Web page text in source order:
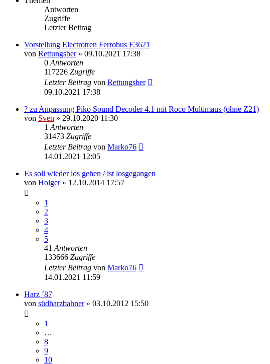
Antworten
Zugriffe
Letzter Beitrag
Vorstellung Electrotren Ferrobus E3621
von Rettungsber» 09.10.2021 17:38
0 Antworten
117226 Zugriffe
Letzter Beitrag von Rettungsber
09.10.2021 17:38
? zu Anpassung Piko Sound Decoder 4.1 mit Roco Multimaus (ohne Z21)
von Sven » 29.10.2020 11:30
1 Antworten
31473 Zugriffe
Letzter Beitrag von Marko76
14.01.2021 12:05
Es soll wieder los gehen / ist losgegangen
von Holger» 12.10.2014 17:57
1
2
3
4
5
41 Antworten
133666 Zugriffe
Letzter Beitrag von Marko76
14.01.2021 11:59
Harz ´87
von südharzbahner» 03.10.2012 15:50
1
…
8
9
10